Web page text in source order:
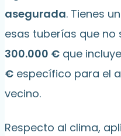
asegurada. Tienes un
esas tuberías que no
300.000 € que
€ específico para el
vecino.
Respecto al clima,